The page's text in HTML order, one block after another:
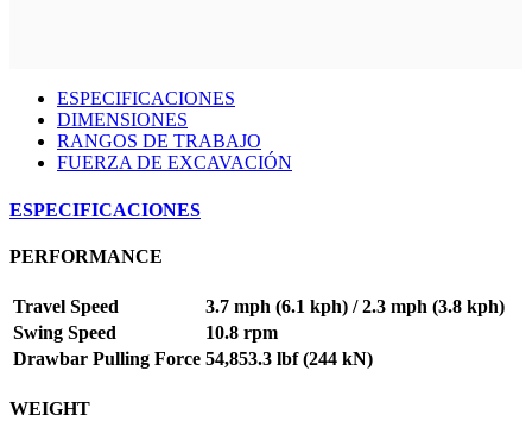
ESPECIFICACIONES
DIMENSIONES
RANGOS DE TRABAJO
FUERZA DE EXCAVACIÓN
ESPECIFICACIONES
PERFORMANCE
Travel Speed
3.7 mph (6.1 kph) / 2.3 mph (3.8 kph)
Swing Speed
10.8 rpm
Drawbar Pulling Force 54,853.3 lbf (244 kN)
WEIGHT